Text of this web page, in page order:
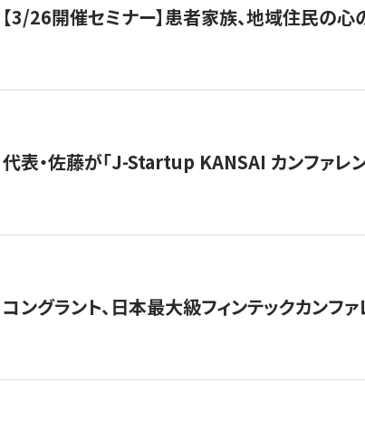
【3/26開催セミナー】患者家族、地域住民の
代表・佐藤が「J-Startup KANSAI カンファレ
コングラント、日本最大級フィンテックカンフ